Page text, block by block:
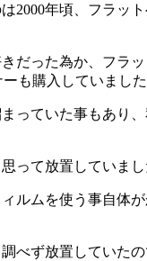
2000年頃、フラッ
だった為か、フラ
も購入していました
っていた事もあり
って放置していまし
ルムを使う事自体
べず放置していた